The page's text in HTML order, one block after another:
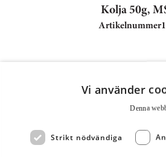
Kolja 50g,
Artikelnummer
Vi använder
Denna
Strikt nödvändiga